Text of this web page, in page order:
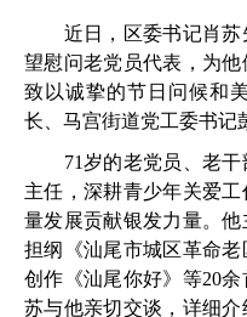
近日，区委书记肖苏
望慰问老党员代表，为
致以诚挚的节日问候和
长、马宫街道党工委书记
71岁的老党员、老干
主任，深耕青少年关爱
量发展贡献银发力量。他
担纲《汕尾市城区革命
创作《汕尾你好》等20
苏与他亲切交谈，详细